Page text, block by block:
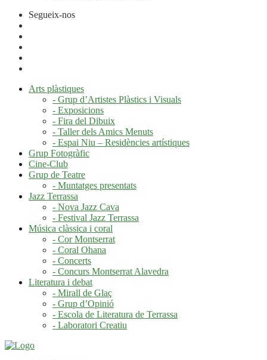
Segueix-nos
Arts plàstiques
- Grup d’Artistes Plàstics i Visuals
- Exposicions
- Fira del Dibuix
- Taller dels Amics Menuts
- Espai Niu – Residències artístiques
Grup Fotogràfic
Cine-Club
Grup de Teatre
- Muntatges presentats
Jazz Terrassa
- Nova Jazz Cava
- Festival Jazz Terrassa
Música clàssica i coral
- Cor Montserrat
- Coral Ohana
- Concerts
- Concurs Montserrat Alavedra
Literatura i debat
- Mirall de Glaç
- Grup d’Opinió
- Escola de Literatura de Terrassa
- Laboratori Creatiu